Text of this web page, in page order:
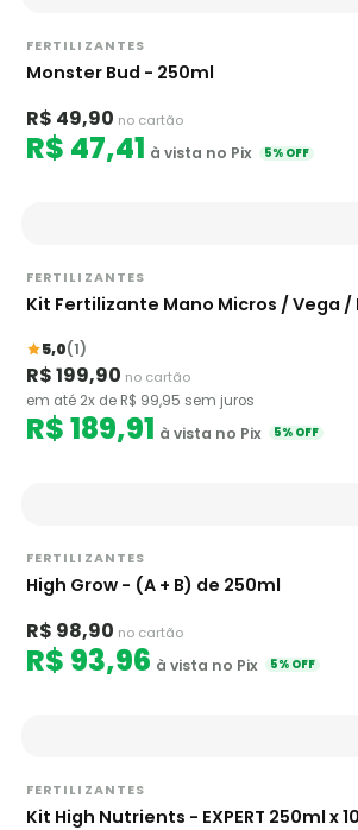
FERTILIZANTES
Monster Bud - 250ml
R$ 49,90 no cartão
R$ 47,41 à vista no Pix 5% OFF
FERTILIZANTES
Kit Fertilizante Mano Micros / Vega /
5,0(1)
R$ 199,90 no cartão
em até 2x de R$ 99,95 sem juros
R$ 189,91 à vista no Pix 5% OFF
FERTILIZANTES
High Grow - (A + B) de 250ml
R$ 98,90 no cartão
R$ 93,96 à vista no Pix 5% OFF
FERTILIZANTES
Kit High Nutrients - EXPERT 250ml x 10